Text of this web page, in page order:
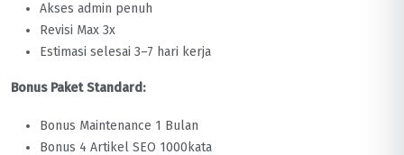
Akses admin penuh
Revisi Max 3x
Estimasi selesai 3–7 hari kerja
Bonus Paket Standard:
Bonus Maintenance 1 Bulan
Bonus 4 Artikel SEO 1000kata